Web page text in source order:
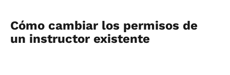
Cómo cambiar los permisos de
un instructor existente